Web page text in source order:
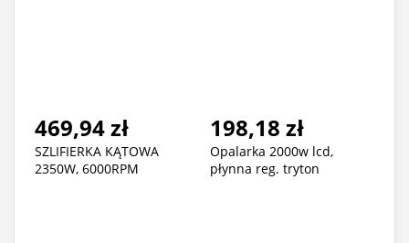
469,94 zł
SZLIFIERKA KĄTOWA
2350W, 6000RPM
198,18 zł
Opalarka 2000w lcd,
płynna reg. tryton